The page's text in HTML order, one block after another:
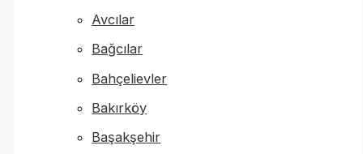
Avcılar
Bağcılar
Bahçelievler
Bakırköy
Başakşehir